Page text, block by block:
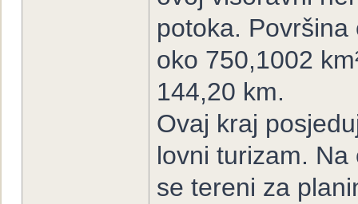
potoka.
oko 750,1002
144,20 km.
Ovaj kraj
lovni turizam.
se tereni za